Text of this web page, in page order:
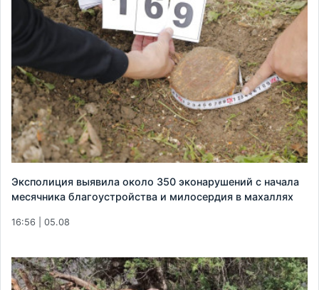
Эксполиция выявила около 350 эконарушений с начала
месячника благоустройства и милосердия в махаллях
16:56 | 05.08